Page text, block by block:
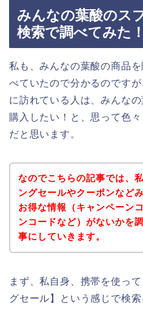
みんなの葉酸のス
検索で調べてみた！
私も、みんなの葉酸の商品
べていたので分かるのです
に訪れている人は、みんな
購入したい！と、思って色
だと思います。
なのでこちらの記事では、
ングセールやクーポンなど
お得な情報（キャンペーン
ンコードなど）がないかを
事にしていきます。
まず、私自身、携帯を使っ
グセール】という感じで検